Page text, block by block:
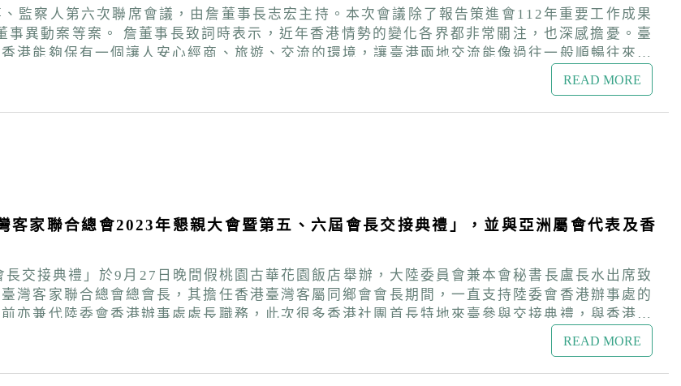
監察人第六次聯席會議，由詹董事長志宏主持。本次會議除了報告策進會112年重要工作成果
界都非常關注，也深感擔憂。臺
港能夠保有一個讓人安心經商、旅遊、交流的環境，讓臺港兩地交流能像過往一般順暢往來。
，舉辦多項臺港經貿產業參訪，及文化論壇講座，以及逾50場次在臺港人服務活動，共逾3千
好基礎上，策進會亦將辦理10餘項主題活動，包括綠能產業赴港參訪，及觀光文化產業的交流
長也說明，策進會今年秉持「香港人幫助香港人」的概
亦決議通過個人資料保護管理要點草案及誠信經營規範部分規定修正草案；此外，本次會議同
正草案，期激勵同仁士氣，促使會務順利推動。
READ MORE
家聯合總會2023年懇親大會暨第五、六屆會長交接典禮」，並與亞洲屬會代表及香
交接典禮」於9月27日晚間假桃園古華花園飯店舉辦，大陸委員會兼本會秘書長盧長水出席致
灣客家聯合總會總會長，其擔任香港臺灣客屬同鄉會會長期間，一直支持陸委會香港辦事處的
亦兼代陸委會香港辦事處處長職務，此次很多香港社團首長特地來臺參與交接典禮，與香港好
「浮生寶典-一個客屬女性的獨白」，渠同時也是一位慈善家，在去年10月成立了客家康慈社
READ MORE